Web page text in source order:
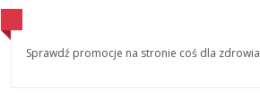
Sprawdź promocje na stronie coś dla zdrowia